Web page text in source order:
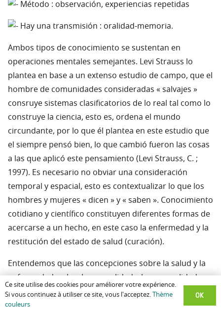
Método : observación, experiencias repetidas
Hay una transmisión : oralidad-memoria.
Ambos tipos de conocimiento se sustentan en
operaciones mentales semejantes. Levi Strauss lo
plantea en base a un extenso estudio de campo, que el
hombre de comunidades consideradas « salvajes »
consruye sistemas clasificatorios de lo real tal como lo
construye la ciencia, esto es, ordena el mundo
circundante, por lo que él plantea en este estudio que
el siempre pensó bien, lo que cambió fueron las cosas
a las que aplicó este pensamiento (Levi Strauss, C. ;
1997). Es necesario no obviar una consideración
temporal y espacial, esto es contextualizar lo que los
hombres y mujeres « dicen » y « saben ». Conocimiento
cotidiano y científico constituyen diferentes formas de
acercarse a un hecho, en este caso la enfermedad y la
restitución del estado de salud (curación).
Entendemos que las concepciones sobre la salud y la
enfermedad, sobre la normalidad y la anormalidad
están ancladas en Representaciones Sociales,
entendiendo a éstas como al conjunto de conceptos,
Ce site utilise des cookies pour améliorer votre expérience.
Si vous continuez à utiliser ce site, vous l'acceptez.
Thème
couleurs
OK